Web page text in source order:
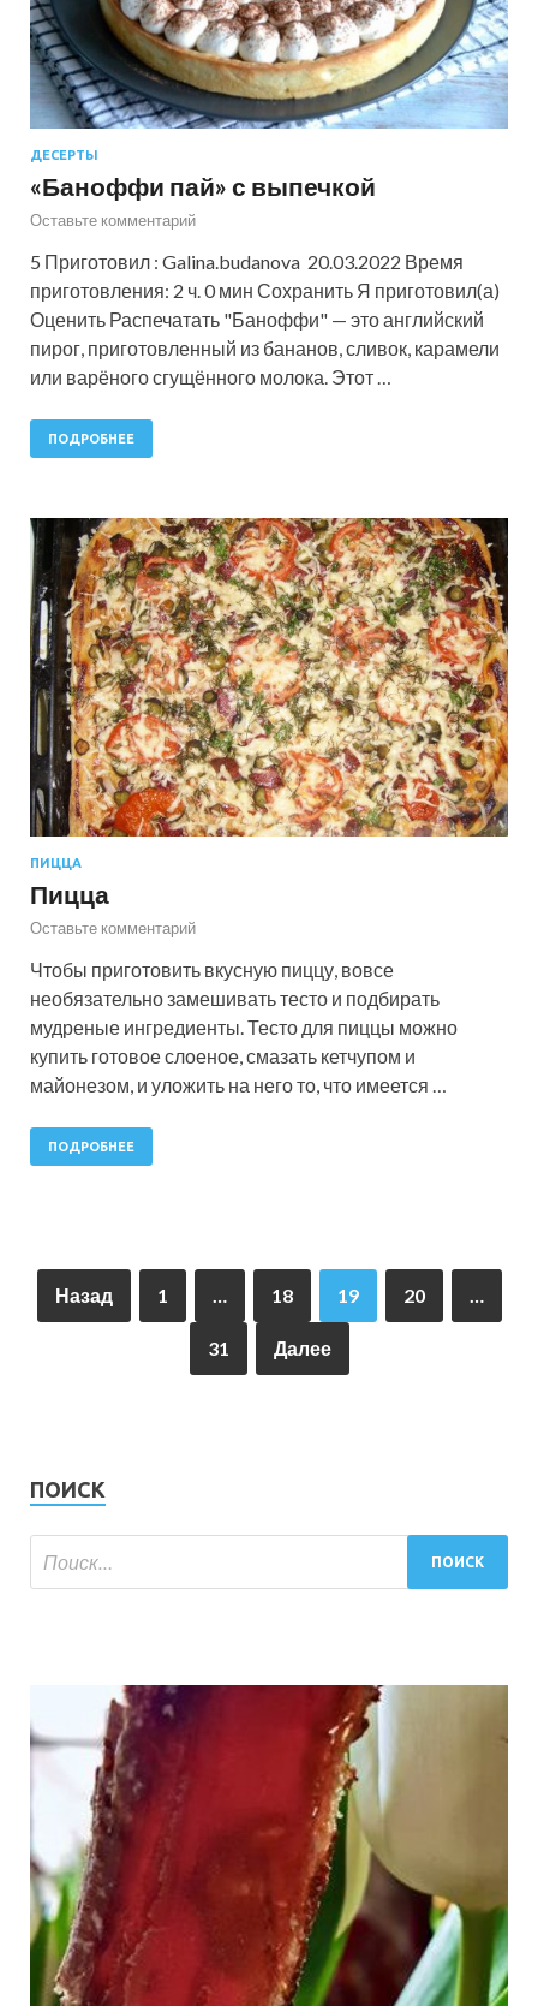
ДЕСЕРТЫ
«Баноффи пай» с выпечкой
Оставьте комментарий
5 Приготовил : Galina.budanova 20.03.2022 Время
приготовления: 2 ч. 0 мин Сохранить Я приготовил(а)
Оценить Распечатать "Баноффи" — это английский
пирог, приготовленный из бананов, сливок, карамели
или варёного сгущённого молока. Этот …
ПОДРОБНЕЕ
ПИЦЦА
Пицца
Оставьте комментарий
Чтобы приготовить вкусную пиццу, вовсе
необязательно замешивать тесто и подбирать
мудреные ингредиенты. Тесто для пиццы можно
купить готовое слоеное, смазать кетчупом и
майонезом, и уложить на него то, что имеется …
ПОДРОБНЕЕ
Назад 1 … 18 19 20 …
31 Далее
ПОИСК